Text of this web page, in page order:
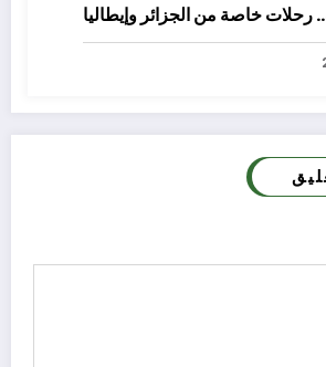
رحلات خاصة من الجزائر وإيطاليا